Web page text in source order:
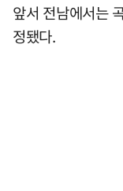
앞서 전남에서는
정됐다.